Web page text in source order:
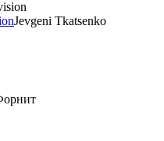
Jevgeni Tkatsenko